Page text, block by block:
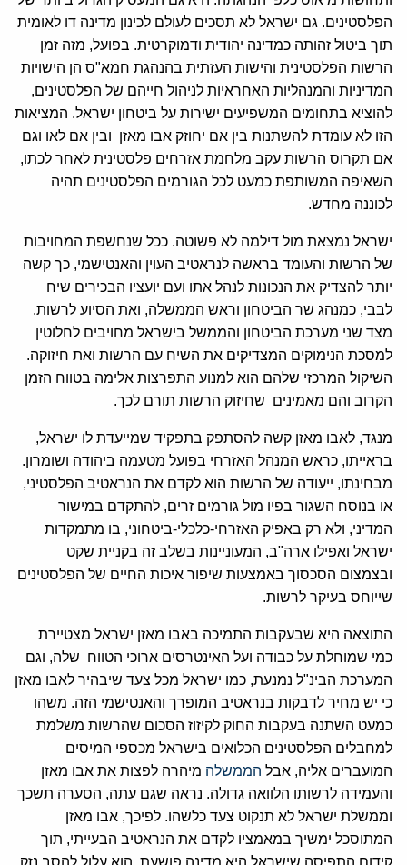
הפלסטינים. גם ישראל לא תסכים לעולם לכינון מדינה דו לאומית
תוך ביטול זהותה כמדינה יהודית ודמוקרטית. בפועל, מזה זמן
הרשות הפלסטינית והישות העזתית בהנהגת חמא"ס הן הישויות
המדיניות והמנהליות האחראיות לניהול חייהם של הפלסטינים,
להוציא בתחומים המשפיעים ישירות על ביטחון ישראל. המציאות
הזו לא עומדת להשתנות בין אם יחוזק אבו מאזן ובין אם לאו וגם
אם תקרוס הרשות עקב מלחמת אזרחים פלסטינית לאחר לכתו,
השאיפה המשותפת כמעט לכל הגורמים הפלסטינים תהיה
לכוננה מחדש.
ישראל נמצאת מול דילמה לא פשוטה. ככל שנחשפת המחויבות
של הרשות והעומד בראשה לנראטיב העוין והאנטישמי, כך קשה
יותר להצדיק את הנכונות לנהל אתו ועם יועציו הבכירים שיח
לבבי, כמנהג שר הביטחון וראש הממשלה, ואת הסיוע לרשות.
מצד שני מערכת הביטחון והממשל בישראל מחויבים לחלוטין
למסכת הנימוקים המצדיקים את השיח עם הרשות ואת חיזוקה.
השיקול המרכזי שלהם הוא למנוע התפרצות אלימה בטווח הזמן
הקרוב והם מאמינים שחיזוק הרשות תורם לכך.
מנגד, לאבו מאזן קשה להסתפק בתפקיד שמייעדת לו ישראל,
בראייתו, כראש המנהל האזרחי בפועל מטעמה ביהודה ושומרון.
מבחינתו, ייעודה של הרשות הוא לקדם את הנראטיב הפלסטיני,
או בנוסח השגור בפיו מול גורמים זרים, להתקדם במישור
המדיני, ולא רק באפיק האזרחי-כלכלי-ביטחוני, בו מתמקדות
ישראל ואפילו ארה"ב, המעוניינות בשלב זה בקניית שקט
ובצמצום הסכסוך באמצעות שיפור איכות החיים של הפלסטינים
שייוחס בעיקר לרשות.
התוצאה היא שבעקבות התמיכה באבו מאזן ישראל מצטיירת
כמי שמוחלת על כבודה ועל האינטרסים ארוכי הטווח שלה, וגם
המערכת הבינ"ל נמנעת, כמו ישראל מכל צעד שיבהיר לאבו מאזן
כי יש מחיר לדבקות בנראטיב המופרך והאנטישמי הזה. משהו
כמעט השתנה בעקבות החוק לקיזוז הסכום שהרשות משלמת
למחבלים הפלסטינים הכלואים בישראל מכספי המיסים
המועברים אליה, אבל הממשלה מיהרה לפצות את אבו מאזן
והעמידה לרשותו הלוואה גדולה. נראה שגם עתה, הסערה תשכך
וממשלת ישראל לא תנקוט צעד כלשהו. לפיכך, אבו מאזן
המתוסכל ימשיך במאמציו לקדם את הנראטיב הבעייתי, תוך
קידום התפיסה שישראל היא מדינה פושעת. הוא עלול להסב נזק